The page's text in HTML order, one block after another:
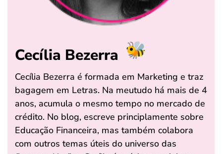
Cecília Bezerra
Cecília Bezerra é formada em Marketing e traz
bagagem em Letras. Na meutudo há mais de 4
anos, acumula o mesmo tempo no mercado de
crédito. No blog, escreve principlamente sobre
Educação Financeira, mas também colabora
com outros temas úteis do universo das